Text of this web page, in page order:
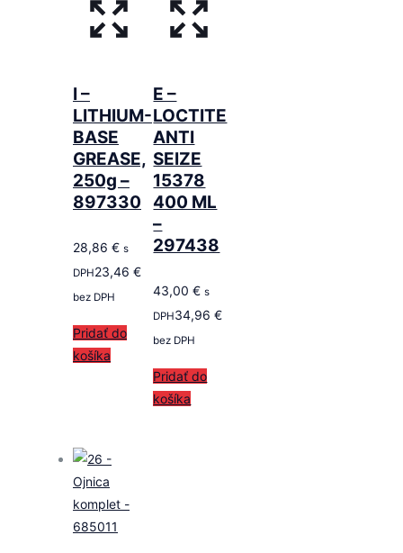
I –
LITHIUM-
BASE
GREASE,
250g –
897330
28,86 € s
DPH23,46 €
bez DPH
Pridať do
košíka
E –
LOCTITE
ANTI
SEIZE
15378
400 ML
–
297438
43,00€ s
DPH34,96€
bez DPH
Pridať do
košíka